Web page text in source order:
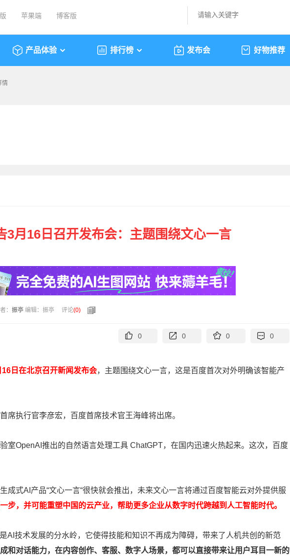
苹果端 博客版
产品体验 排行榜 发布会 好物推荐
情
3月16日召开发布会：主题围绕文心一言
： 振亭 编辑：振亭 评论(0)
0 0 0 0
日在北京召开新闻发布会，主题围绕文心一言，这是百度首次对外明确该智能产
席执行官李彦宏，百度首席技术官王海峰将出席。
室OpenAI推出的自然语言处理工具 ChatGPT，在国内迅速火热起来。这次，百度
成式AI产品“文心一言“很快就会推出，未来文心一言将通过百度智能云对外提供服
步，并可能重塑中国的云产业，帮助更多企业从数字时代跨越到人工智能时代。
AI技术发展的分水岭，它使得技能和知识不再成为障碍，带来了人机共创的新范
和对话能力，在内容创作、客服、数字人场景，都可以直接带来让用户耳目一新的